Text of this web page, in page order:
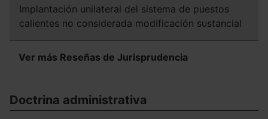
que sean indispensables para la navegación.
Implantación unilateral del sistema de puestos
calientes no considerada modificación sustancial
Ver más Reseñas de Jurisprudencia
Doctrina administrativa